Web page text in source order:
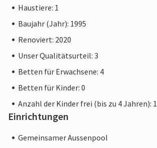
Haustiere: 1
Baujahr (Jahr): 1995
Renoviert: 2020
Unser Qualitätsurteil: 3
Betten für Erwachsene: 4
Betten für Kinder: 0
Anzahl der Kinder frei (bis zu 4 Jahren): 1
Einrichtungen
Gemeinsamer Aussenpool